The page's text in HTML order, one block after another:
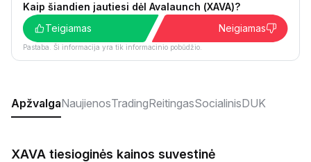
Kaip šiandien jautiesi dėl Avalaunch (XAVA)?
Teigiamas
Neigiamas
Pastaba. Ši informacija yra tik informacinio pobūdžio.
ApžvalgaNaujienosTradingReitingasSocialinisDUK
XAVA tiesioginės kainos suvestinė